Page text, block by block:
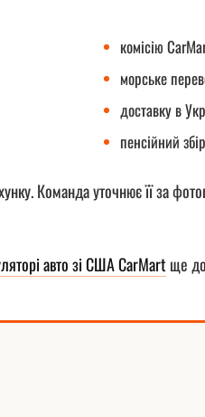
комісію
морське
доставку в
пенсійний
Команда уточнює її за
авто зі США CarMart ще до